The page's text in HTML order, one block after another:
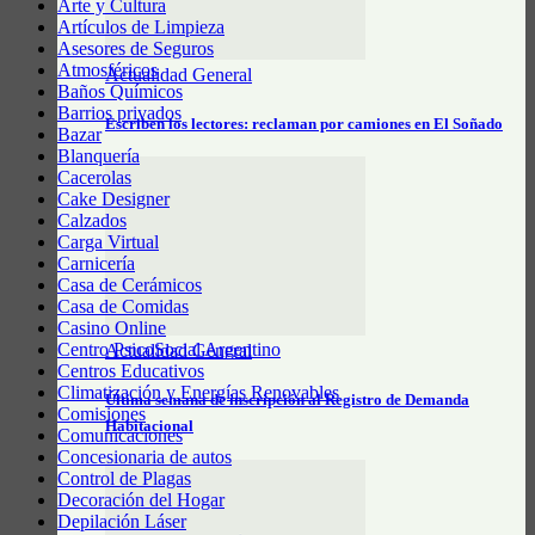
Actualidad General
Escriben los lectores: reclaman por camiones en El Soñado
Actualidad General
Última semana de inscripción al Registro de Demanda
Habitacional
Arte y Cultura
Artículos de Limpieza
Asesores de Seguros
Atmosféricos
Baños Químicos
Barrios privados
Bazar
Blanquería
Cacerolas
Cake Designer
Calzados
Carga Virtual
Carnicería
Casa de Cerámicos
Casa de Comidas
Casino Online
Centro PsicoSocial Argentino
Centros Educativos
Climatización y Energías Renovables
Comisiones
Comunicaciones
Concesionaria de autos
Control de Plagas
Decoración del Hogar
Depilación Láser